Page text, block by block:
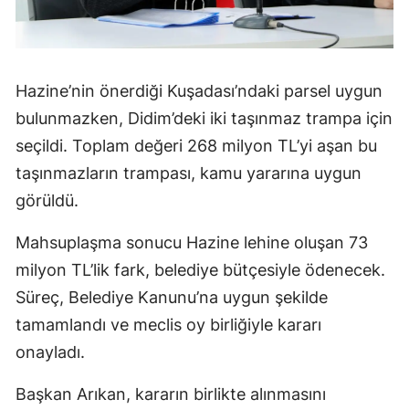
Hazine’nin önerdiği Kuşadası’ndaki parsel uygun
bulunmazken, Didim’deki iki taşınmaz trampa için
seçildi. Toplam değeri 268 milyon TL’yi aşan bu
taşınmazların trampası, kamu yararına uygun
görüldü.
Mahsuplaşma sonucu Hazine lehine oluşan 73
milyon TL’lik fark, belediye bütçesiyle ödenecek.
Süreç, Belediye Kanunu’na uygun şekilde
tamamlandı ve meclis oy birliğiyle kararı
onayladı.
Başkan Arıkan, kararın birlikte alınmasını